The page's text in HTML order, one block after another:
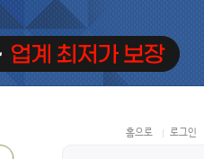
홈으로 로그인